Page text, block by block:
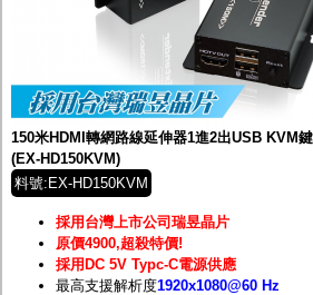
150米HDMI轉網路線延伸器1進2出USB KVM
(EX-HD150KVM)
料號:EX-HD150KVM
採用台灣上市公司瑞昱晶片
原價4900,超殺特價!
採用DC 5V Typc-C電源供應
最高支援解析度1920x1080@60 Hz